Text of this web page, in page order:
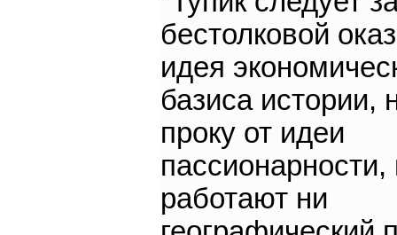
бестолковой
идея
базиса истории,
проку от идеи
пассионарности,
работают ни